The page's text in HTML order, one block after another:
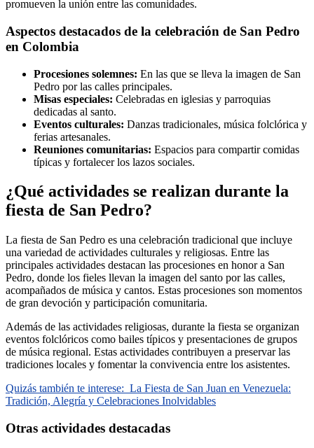
promueven la unión entre las comunidades.
Aspectos destacados de la celebración de San Pedro
en Colombia
Procesiones solemnes: En las que se lleva la imagen de San
Pedro por las calles principales.
Misas especiales: Celebradas en iglesias y parroquias
dedicadas al santo.
Eventos culturales: Danzas tradicionales, música folclórica y
ferias artesanales.
Reuniones comunitarias: Espacios para compartir comidas
típicas y fortalecer los lazos sociales.
¿Qué actividades se realizan durante la
fiesta de San Pedro?
La fiesta de San Pedro es una celebración tradicional que incluye
una variedad de actividades culturales y religiosas. Entre las
principales actividades destacan las procesiones en honor a San
Pedro, donde los fieles llevan la imagen del santo por las calles,
acompañados de música y cantos. Estas procesiones son momentos
de gran devoción y participación comunitaria.
Además de las actividades religiosas, durante la fiesta se organizan
eventos folclóricos como bailes típicos y presentaciones de grupos
de música regional. Estas actividades contribuyen a preservar las
tradiciones locales y fomentar la convivencia entre los asistentes.
Quizás también te interese: La Fiesta de San Juan en Venezuela:
Tradición, Alegría y Celebraciones Inolvidables
Otras actividades destacadas